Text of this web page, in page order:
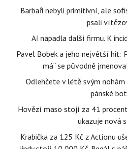
Barbaři nebyli primitivní, ale
psali
AI napadla další firmu. K
Pavel Bobek a jeho největší hit:
má“ se původně
Odlehčete v létě svým nohám
pánské
Hovězí maso stojí za 41
ukazuje nová
Krabička za 125 Kč z Actionu